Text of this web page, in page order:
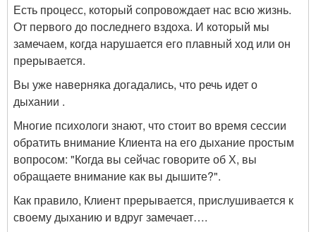
Есть процесс, который сопровождает нас всю жизнь.
От первого до последнего вздоха. И который мы
замечаем, когда нарушается его плавный ход или он
прерывается.
Вы уже наверняка догадались, что речь идет о
дыхании .
Многие психологи знают, что стоит во время сессии
обратить внимание Клиента на его дыхание простым
вопросом: "Когда вы сейчас говорите об Х, вы
обращаете внимание как вы дышите?".
Как правило, Клиент прерывается, прислушивается к
своему дыханию и вдруг замечает….